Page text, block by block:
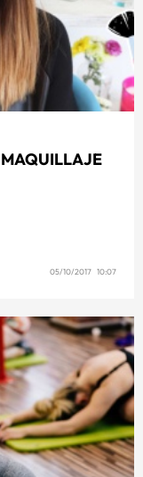
MAQUILLAJE
05/10/2017 10:07